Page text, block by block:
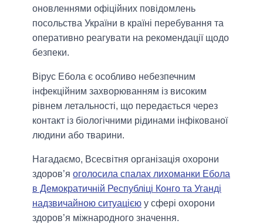
оновленнями офіційних повідомлень
посольства України в країні перебування та
оперативно реагувати на рекомендації щодо
безпеки.
Вірус Ебола є особливо небезпечним
інфекційним захворюванням із високим
рівнем летальності, що передається через
контакт із біологічними рідинами інфікованої
людини або тварини.
Нагадаємо, Всесвітня організація охорони
здоров’я оголосила спалах лихоманки Ебола
в Демократичній Республіці Конго та Уганді
надзвичайною ситуацією у сфері охорони
здоров’я міжнародного значення.